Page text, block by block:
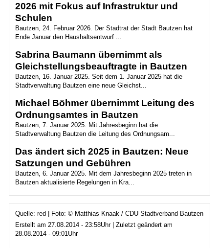
2026 mit Fokus auf Infrastruktur und
Schulen
Bautzen, 24. Februar 2026. Der Stadtrat der Stadt Bautzen hat
Ende Januar den Haushaltsentwurf ...
Sabrina Baumann übernimmt als
Gleichstellungsbeauftragte in Bautzen
Bautzen, 16. Januar 2025. Seit dem 1. Januar 2025 hat die
Stadtverwaltung Bautzen eine neue Gleichst...
Michael Böhmer übernimmt Leitung des
Ordnungsamtes in Bautzen
Bautzen, 7. Januar 2025. Mit Jahresbeginn hat die
Stadtverwaltung Bautzen die Leitung des Ordnungsam...
Das ändert sich 2025 in Bautzen: Neue
Satzungen und Gebühren
Bautzen, 6. Januar 2025. Mit dem Jahresbeginn 2025 treten in
Bautzen aktualisierte Regelungen in Kra...
Quelle: red | Foto: © Matthias Knaak / CDU Stadtverband Bautzen
Erstellt am 27.08.2014 - 23:58Uhr | Zuletzt geändert am
28.08.2014 - 09:01Uhr